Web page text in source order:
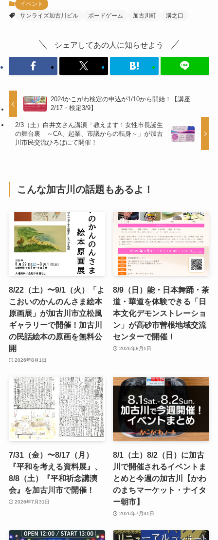
イベント
サンライズ加古川ビル
ボードゲーム 加古川町 溝之口
シェアしてあの人に知らせよう
2024かこがわ検定の申込が1/10から開始！【講座
2/17・検定3/9】
2/3（土）白井文さん講演「教えます！女性市長誕生
の舞台裏 ～CA、起業、市議からの転身～」が加古
川市民交流ひろばにて開催！
こんな加古川の話題もあるよ！
8/22（土）〜9/1（火）「よ
こおいのかんのんさま絵本
原画展」が加古川市立松風
ギャラリーで開催！加古川
の民話絵本の原画を無料公
開
2026年8月1日
8/9（日）能・日本舞踊・茶
道・華道を体験できる「日
本文化デモンストレーショ
ン」が高砂市曽根地域交流
センターで開催！
2026年8月1日
7/31（金）〜8/17（月）
『平和を考える資料展』、
8/8（土）『平和祈念講演
会』を加古川市で開催！
2026年7月31日
8/1（土）8/2（日）に加古
川で開催されるイベントま
とめと今週の加古川【かわ
のまちマーケット・ナイタ
ー朝市】
2026年7月31日